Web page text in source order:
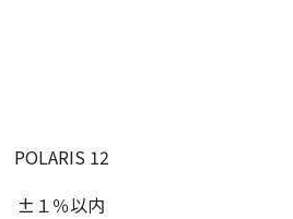
POLARIS 12
±１％以内